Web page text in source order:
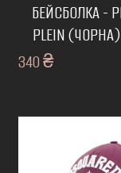
БЕЙСБОЛКА - PHILIPP
PLEIN (ЧОРНА)
340 ₴